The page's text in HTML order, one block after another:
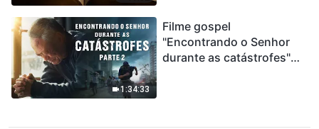
1:34:33
Filme gospel
"Encontrando o Senhor
durante as catástrofes"